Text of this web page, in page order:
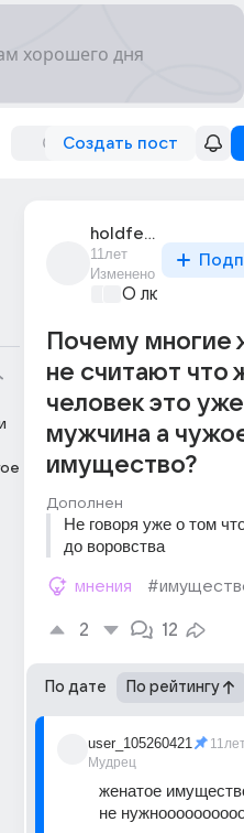
Создать пост
holdfeny_ejfelkor
11лет
Изменено
О любви без
Почему многие
не считают что
человек это
мужчина а
имущество?
Дополнен
Не говоря уже о том
до воровства
мнения
2 12
По дате По рейтингу
user_105260421
Мудрец
женатое
не